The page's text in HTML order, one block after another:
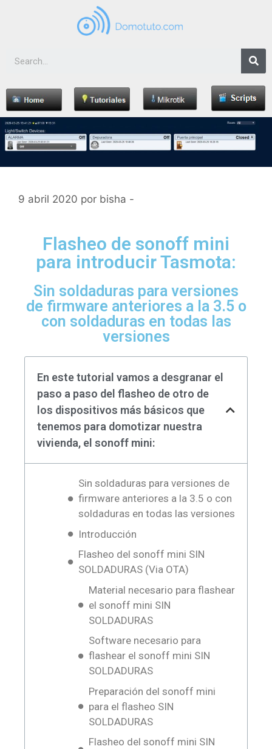
9 abril 2020 por bisha -
Flasheo de sonoff mini
para introducir Tasmota:
Sin soldaduras para versiones
de firmware anteriores a la 3.5 o
con soldaduras en todas las
versiones
En este tutorial vamos a desgranar el
paso a paso del flasheo de otro de
los dispositivos más básicos que
tenemos para domotizar nuestra
vivienda, el sonoff mini:
Sin soldaduras para versiones de
firmware anteriores a la 3.5 o con
soldaduras en todas las versiones
Introducción
Flasheo del sonoff mini SIN
SOLDADURAS (Via OTA)
Material necesario para flashear
el sonoff mini SIN
SOLDADURAS
Software necesario para
flashear el sonoff mini SIN
SOLDADURAS
Preparación del sonoff mini
para el flasheo SIN
SOLDADURAS
Flasheo del sonoff mini SIN